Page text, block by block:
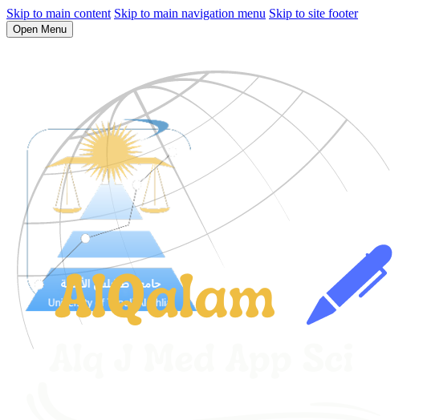
Skip to main content Skip to main navigation menu Skip to site footer
Open Menu